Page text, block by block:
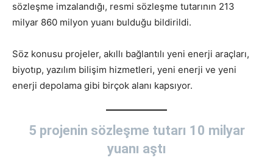
sözleşme imzalandığı, resmi sözleşme tutarının 213
milyar 860 milyon yuanı bulduğu bildirildi.
Söz konusu projeler, akıllı bağlantılı yeni enerji araçları,
biyotıp, yazılım bilişim hizmetleri, yeni enerji ve yeni
enerji depolama gibi birçok alanı kapsıyor.
5 projenin sözleşme tutarı 10 milyar
yuanı aştı